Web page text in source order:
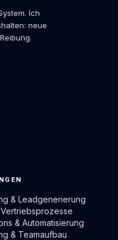
Ich
neue
& Leadgenerierung
& Automatisierung
& Teamaufbau